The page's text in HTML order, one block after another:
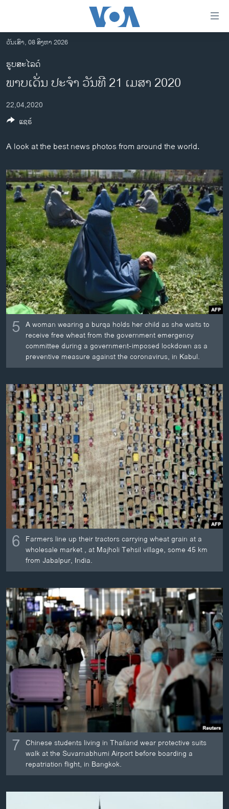
ເຂົ້າ
ຫາ
ຂ້າມ
ຂ້າມ
ໄປ
ຫາ
ຄົ້ນ
ລາວ
ອາເມຣິກາ
ການເລືອກຕັ້ງ ປະທານາທີບໍດີ ສະຫະລັດ 2024
ຂ່າວ​ຈີນ
ໂລກ
ອິດສະຫຼະພາບດ້ານການຂ່າວ
ຊີວິດຊາວລາວ
ຊຸມຊົນຊາວລາວ
ວິທະຍາສາດ-ເທັກໂນໂລຈີ
ທຸລະກິດ
ພາສາອັງກິດ
ວີດີໂອ
ສຽງ
ລາຍການກະຈາຍສຽງ
ລາຍງານ
ຕິດຕາມພວກເຮົາ ທີ່
ພາສາຕ່າງໆ
ວັນເສົາ, 08 ສິງຫາ 2026
ຮູບສະໄລດ໌
ພາບເດັ່ນ ປະຈຳ ວັນທີ 21 ເມສາ 2020
22,04,2020
A look at the best news photos from around the world.
5 A woman wearing a burqa holds her child as she waits to
receive free wheat from the government emergency
committee during a government-imposed lockdown as a
preventive measure against the coronavirus, in Kabul.
6 Farmers line up their tractors carrying wheat grain at a
wholesale market , at Majholi Tehsil village, some 45 km
from Jabalpur, India.
7 Chinese students living in Thailand wear protective suits
walk at the Suvarnabhumi Airport before boarding a
repatriation flight, in Bangkok.
ແຊຣ໌